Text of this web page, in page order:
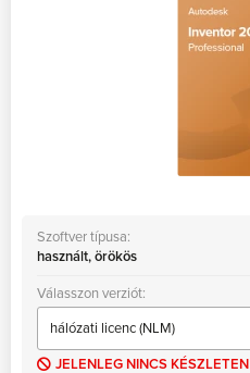
Szoftver típusa:
használt, örökös
Válasszon verziót:
JELENLEG NINCS KÉSZLETEN